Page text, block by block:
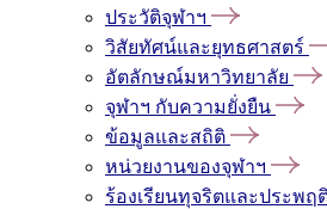
ประวัติจุฬาฯ
วิสัยทัศน์และยุทธศาสตร์
อัตลักษณ์มหาวิทยาลัย
จุฬาฯ กับความยั่งยืน
ข้อมูลและสถิติ
หน่วยงานของจุฬาฯ
ร้องเรียนทุจริตและประพฤ